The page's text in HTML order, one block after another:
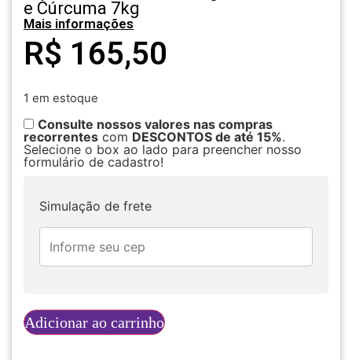
e Cúrcuma 7kg
Mais informações
R$ 165,50
1 em estoque
Consulte nossos valores nas compras
recorrentes com DESCONTOS de até 15%.
Selecione o box ao lado para preencher nosso
formulário de cadastro!
Simulação de frete
Adicionar ao carrinho